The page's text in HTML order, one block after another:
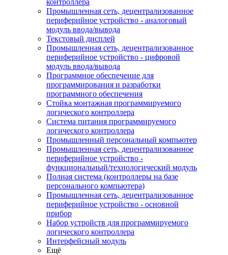
контроллера
Промышленная сеть, децентрализованное
периферийное устройство - аналоговый
модуль ввода/вывода
Текстовый дисплей
Промышленная сеть, децентрализованное
периферийное устройство - цифровой
модуль ввода/вывода
Программное обеспечение для
программирования и разработки
программного обеспечения
Стойка монтажная программируемого
логического контроллера
Система питания программируемого
логического контроллера
Промышленный персональный компьютер
Промышленная сеть, децентрализованное
периферийное устройство -
функциональный/технологический модуль
Полная система (контроллеры на базе
персонального компьютера)
Промышленная сеть, децентрализованное
периферийное устройство - основной
прибор
Набор устройств для программируемого
логического контроллера
Интерфейсный модуль
Ещё